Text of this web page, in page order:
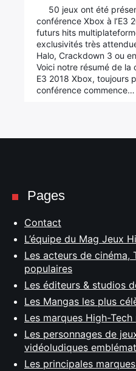
50 jeux ont été
conférence Xbox à l’E3
futurs hits
exclusivités très
Halo, Crackdown 3 ou
Voici notre résumé de
E3 2018 Xbox, toujours
conférence commence…
Pages
Contact
L’équipe du Mag Jeux
Les acteurs de cinéma,
populaires
Les éditeurs & studios
Les Mangas les plus
Les marques High-Tech
Les personnages de
vidéoludiques
Les principales